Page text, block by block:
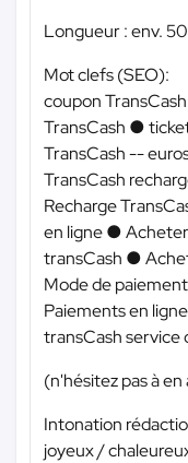
Longueur : env.
Mot clefs (SEO):
coupon
TransCash ●
TransCash --
TransCash
Recharge
en ligne ●
transCash ●
Mode de
Paiements en
transCash service
(n'hésitez pas à
Intonation
joyeux /